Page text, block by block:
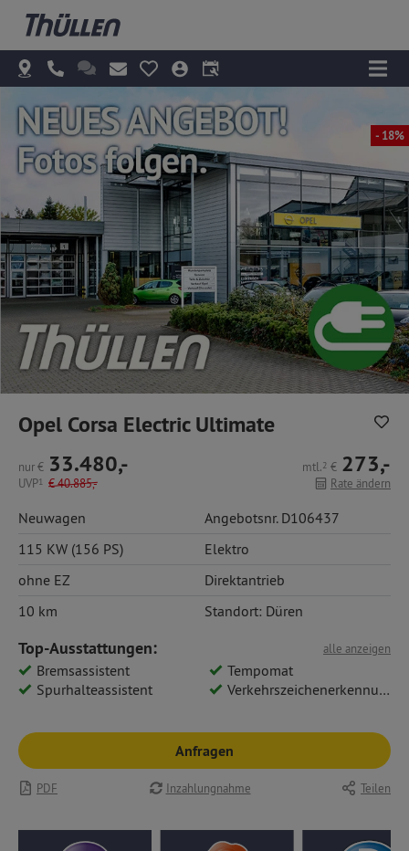
- 18%
Opel Corsa Electric Ultimate
nur€ 33.480,-
UVP1 €40.885,-
mtl.2 € 273,-
Rate ändern
Neuwagen
Angebotsnr. D106437
115 KW (156 PS)
Elektro
ohne EZ
Direktantrieb
10 km
Standort: Düren
alle anzeigen
Top-Ausstattungen:
Bremsassistent
Tempomat
Spurhalteassistent
Verkehrszeichenerkennung
Anfragen
PDF Inzahlungnahme Teilen